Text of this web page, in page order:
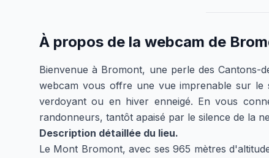
À propos de la webcam de
Bienvenue à Bromont, une perle des Cantons-
webcam vous offre une vue imprenable sur
verdoyant ou en hiver enneigé. En vous
randonneurs, tantôt apaisé par le silence de la
Description détaillée du lieu.
Le Mont Bromont, avec ses 965 mètres